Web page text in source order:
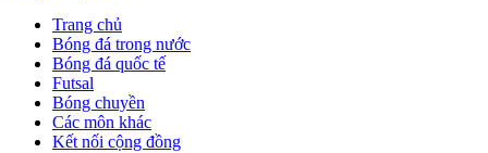
Trang chủ
Bóng đá trong nước
Bóng đá quốc tế
Futsal
Bóng chuyền
Các môn khác
Kết nối cộng đồng